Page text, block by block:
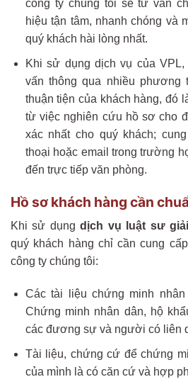
công ty chúng tôi sẽ tư vấn
hiệu tận tâm, nhanh chóng và
quý khách hài lòng nhất.
Khi sử dụng dịch vụ của
vấn thông qua nhiều phương
thuận tiện của khách hàng, đó
từ việc nghiên cứu hồ sơ cho
xác nhất cho quý khách;
thoại hoặc email trong trường
đến trực tiếp văn phòng.
Hồ sơ khách hàng cần
Khi sử dụngdịch vụ luật sư
quý khách hàng chỉ cần cung
công ty chúng tôi:
Các tài liệu chứng minh nhân
Chứng minh nhân dân, hộ
các đương sự và người có liên
Tài liệu, chứng cứ để chứng
của mình là có căn cứ và hợp